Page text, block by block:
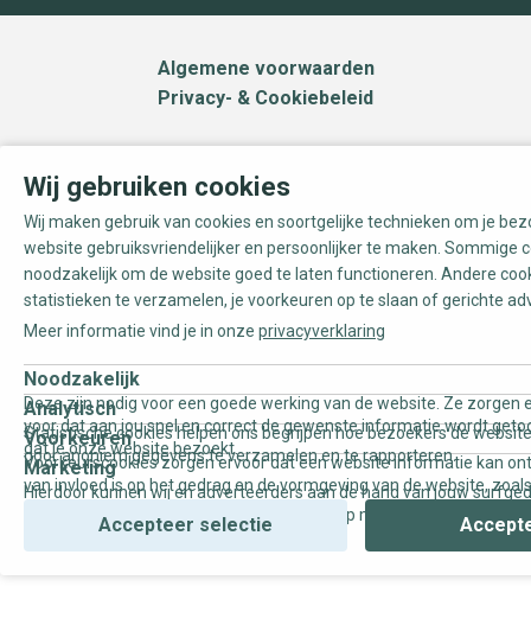
Algemene voorwaarden
Privacy- & Cookiebeleid
Wij gebruiken cookies
Wij maken gebruik van cookies en soortgelijke technieken om je
website gebruiksvriendelijker en persoonlijker te maken. Sommige
noodzakelijk om de website goed te laten functioneren. Andere
statistieken te verzamelen, je voorkeuren op te slaan of gerichte
Meer informatie vind je in onze privacyverklaring
Noodzakelijk
Deze zijn nodig voor een goede werking van de website. Ze zorgen
voor dat aan jou snel en correct de gewenste informatie wordt
dat je onze website bezoekt.
Analytisch
Statistische cookies helpen ons begrijpen hoe bezoekers de
door anoniem gegevens te verzamelen en te rapporteren.
Voorkeuren
Voorkeurscookies zorgen ervoor dat een website informatie kan
van invloed is op het gedrag en de vormgeving van de website,
Marketing
Hierdoor kunnen wij en adverteerders aan de hand van jouw
gepersonaliseerde online advertenties en op maat gemaakte
Accepteer selectie